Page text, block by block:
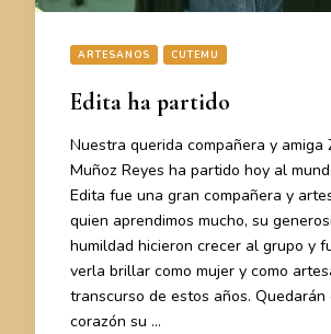
ARTESANOS CUTEMU
Edita ha partido
Nuestra querida compañera y amiga
Muñoz Reyes ha partido hoy al
Edita fue una gran compañera y
quien aprendimos mucho, su
humildad hicieron crecer al grupo y
verla brillar como mujer y como
transcurso de estos años. Quedarán
corazón su …